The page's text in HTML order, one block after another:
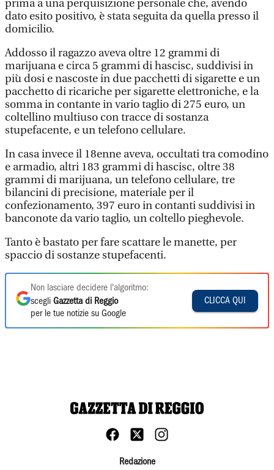
prima a una perquisizione personale che, avendo
dato esito positivo, è stata seguita da quella presso il
domicilio.
Addosso il ragazzo aveva oltre 12 grammi di
marijuana e circa 5 grammi di hascisc, suddivisi in
più dosi e nascoste in due pacchetti di sigarette e un
pacchetto di ricariche per sigarette elettroniche, e la
somma in contante in vario taglio di 275 euro, un
coltellino multiuso con tracce di sostanza
stupefacente, e un telefono cellulare.
In casa invece il 18enne aveva, occultati tra comodino
e armadio, altri 183 grammi di hascisc, oltre 38
grammi di marijuana, un telefono cellulare, tre
bilancini di precisione, materiale per il
confezionamento, 397 euro in contanti suddivisi in
banconote da vario taglio, un coltello pieghevole.
Tanto è bastato per fare scattare le manette, per
spaccio di sostanze stupefacenti.
Non lasciare decidere l'algoritmo:
scegli Gazzetta di Reggio
per le tue notizie su Google
CLICCA QUI
Redazione